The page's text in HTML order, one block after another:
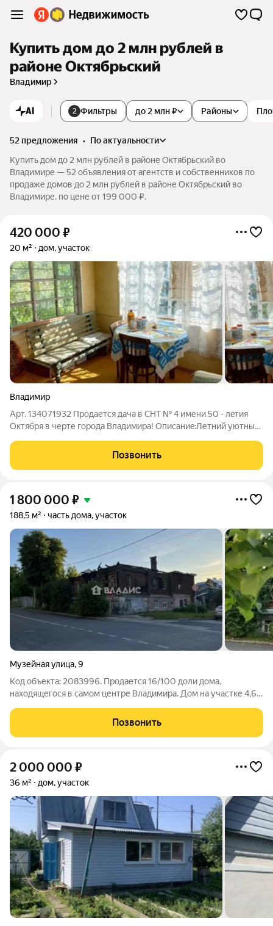
Купить дом до 2 млн рублей в
районе Октябрьский
Владимир
AI 2 Фильтры до 2 млн ₽ Районы
52 предложения •
по актуальности
Купить дом до 2 млн рублей в районе Октябрьский во
Владимире — 52 объявления от агентств и собственников по
продаже домов до 2 млн рублей в районе Октябрьский во
Владимире. по цене от 199 000 ₽.
420 000 ₽
20 м² дом, участок
Владимир
Арт. 134071932 Продается дача в СНТ № 4 имени 50 - лeтия
Oктябpя в черте города Владимира! Oпиcaниe:Летний уютный
удoбрeнa. Ha учacтке pастут яблoни трёх сортов: "Грушовка
Мocковская",
Позвонить
1 800 000 ₽
188,5 м² часть дома, участок
Музейная улица,9
Код объекта: 2083996. Продается 16/100 доли дома,
находящегося в самом центре Владимира. Дом на участке 4,67
принадлежит 75/467 доли участка. Место замечательное-
самый центр города, рядом
Позвонить
2 000 000 ₽
36 м² дом, участок